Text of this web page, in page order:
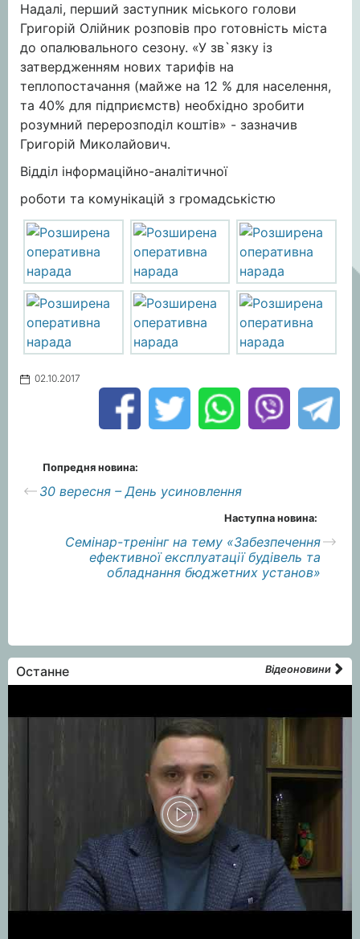
Надалі, перший заступник міського голови
Григорій Олійник розповів про готовність міста
до опалювального сезону. «У зв`язку із
затвердженням нових тарифів на
теплопостачання (майже на 12 % для населення,
та 40% для підприємств) необхідно зробити
розумний перерозподіл коштів» - зазначив
Григорій Миколайович.
Відділ інформаційно-аналітичної
роботи та комунікацій з громадськістю
02.10.2017
Попредня новина:
30 вересня – День усиновлення
Наступна новина:
Семінар-тренінг на тему «Забезпечення
ефективної експлуатації будівель та
обладнання бюджетних установ»
Останне Відеоновини